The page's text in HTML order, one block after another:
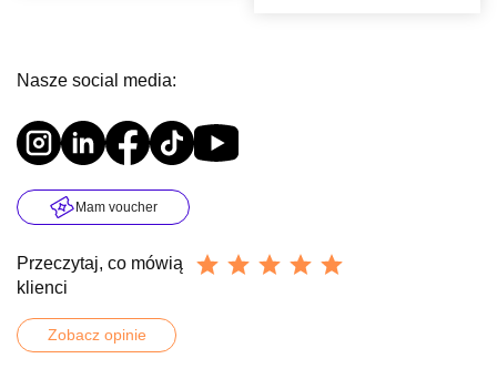
Nasze social media:
Mam voucher
Przeczytaj, co mówią
klienci
Zobacz opinie